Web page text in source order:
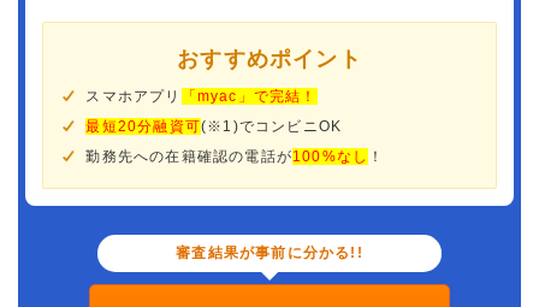
おすすめポイント
スマホアプリ
「myac」で完結！
最短20分融資可(※1)でコンビニOK
勤務先への在籍確認の電話が100%なし ！
審査結果が事前に分かる!!